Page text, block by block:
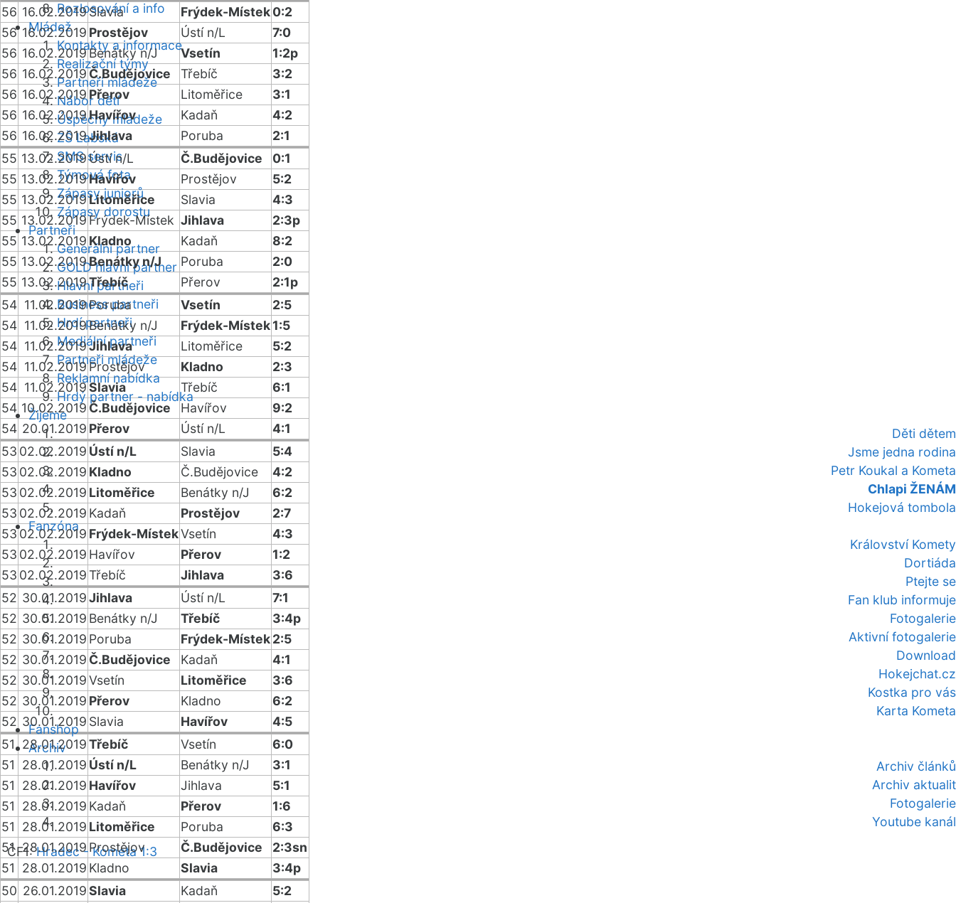
Rozlosování a info
Mládež
Kontakty a informace
Realizační týmy
Partneři mládeže
Nábor dětí
Úspěchy mládeže
ZŠ Labská
SMS servis
Týmová fota
Zápasy juniorů
Zápasy dorostu
Partneři
Generální partner
GOLD hlavní partner
Hlavní partneři
Business partneři
Hrdí partneři
Mediální partneři
Partneři mládeže
Reklamní nabídka
Hrdý partner - nabídka
Žijeme
Děti dětem
Jsme jedna rodina
Petr Koukal a Kometa
Chlapi ŽENÁM
Hokejová tombola
Fanzóna
Království Komety
Dortiáda
Ptejte se
Fan klub informuje
Fotogalerie
Aktivní fotogalerie
Download
Hokejchat.cz
Kostka pro vás
Karta Kometa
Fanshop
Archiv
Archiv článků
Archiv aktualit
Fotogalerie
Youtube kanál
ČF1:Hradec - Kometa 1:3
56 16.02.2019Slavia Frýdek-Místek0:2
56 16.02.2019 Prostějov Ústí n/L
7:0
56 16.02.2019Benátky n/J Vsetín
1:2p
56 16.02.2019 Č.Budějovice Třebíč
3:2
56 16.02.2019 Přerov Litoměřice
3:1
56 16.02.2019Havířov Kadaň
4:2
56 16.02.2019Jihlava Poruba
2:1
55 13.02.2019Ústí n/L Č.Budějovice
0:1
55 13.02.2019Havířov Prostějov
5:2
55 13.02.2019Litoměřice Slavia
4:3
55 13.02.2019Frýdek-Místek Jihlava
2:3p
55 13.02.2019 Kladno Kadaň
8:2
55 13.02.2019Benátky n/J Poruba
2:0
55 13.02.2019Třebíč Přerov
2:1p
54 11.02.2019Poruba Vsetín
2:5
54 11.02.2019Benátky n/J Frýdek-Místek1:5
54 11.02.2019Jihlava Litoměřice
5:2
54 11.02.2019 Prostějov Kladno
2:3
54 11.02.2019Slavia Třebíč
6:1
54 10.02.2019 Č.Budějovice Havířov
9:2
54 20.01.2019 Přerov Ústí n/L
4:1
53 02.02.2019 Ústí n/L Slavia
5:4
53 02.02.2019 Kladno Č.Budějovice
4:2
53 02.02.2019 Litoměřice Benátky n/J
6:2
53 02.02.2019 Kadaň Prostějov
2:7
5302.02.2019 Frýdek-MístekVsetín
4:3
53 02.02.2019 Havířov Přerov
1:2
53 02.02.2019Třebíč Jihlava
3:6
52 30.01.2019Jihlava Ústí n/L
7:1
52 30.01.2019 Benátky n/J Třebíč
3:4p
52 30.01.2019 Poruba Frýdek-Místek2:5
52 30.01.2019 Č.Budějovice Kadaň
4:1
52 30.01.2019Vsetín Litoměřice
3:6
52 30.01.2019 Přerov Kladno
6:2
52 30.01.2019 Slavia Havířov
4:5
51
28.01.2019Třebíč Vsetín
6:0
51
28.01.2019 Ústí n/L Benátky n/J
3:1
51
28.01.2019 Havířov Jihlava
5:1
51
28.01.2019 Kadaň Přerov
1:6
51
28.01.2019 Litoměřice Poruba
6:3
51 28.01.2019 Prostějov Č.Budějovice
2:3sn
51
28.01.2019 Kladno Slavia
3:4p
50 26.01.2019Slavia Kadaň
5:2